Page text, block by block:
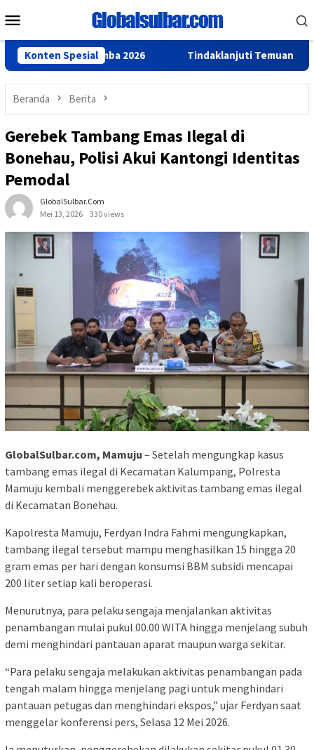
ke
Mobile
Konten Spesial
Silumba 2026 Tindaklanjuti Temuan BPK,
Beranda Berita
Gerebek Tambang Emas Ilegal di
Bonehau, Polisi Akui Kantongi Identitas
Pemodal
GlobalSulbar.com
Mei 13, 2026
330 views
GlobalSulbar.com, Mamuju – Setelah mengungkap kasus
tambang emas ilegal di Kecamatan Kalumpang, Polresta
Mamuju kembali menggerebek aktivitas tambang emas ilegal
di Kecamatan Bonehau.
Kapolresta Mamuju, Ferdyan Indra Fahmi mengungkapkan,
tambang ilegal tersebut mampu menghasilkan 15 hingga 20
gram emas per hari dengan konsumsi BBM subsidi mencapai
200 liter setiap kali beroperasi.
Menurutnya, para pelaku sengaja menjalankan aktivitas
penambangan mulai pukul 00.00 WITA hingga menjelang subuh
demi menghindari pantauan aparat maupun warga sekitar.
“Para pelaku sengaja melakukan aktivitas penambangan pada
tengah malam hingga menjelang pagi untuk menghindari
pantauan petugas dan menghindari ekspos,” ujar Ferdyan saat
menggelar konferensi pers, Selasa 12 Mei 2026.